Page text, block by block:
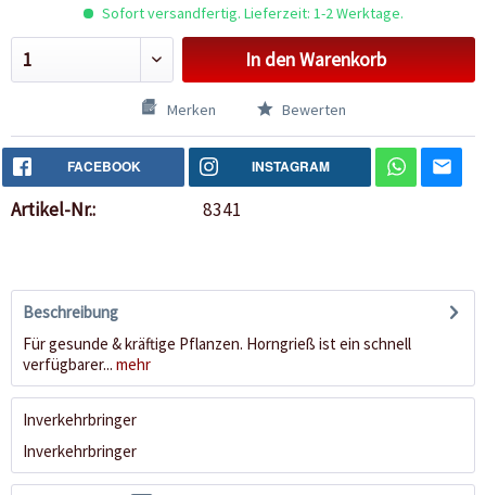
Sofort versandfertig. Lieferzeit: 1-2 Werktage.
In denWarenkorb
Merken Bewerten
FACEBOOK INSTAGRAM
Artikel-Nr.: 8341
Beschreibung
Für gesunde & kräftige Pflanzen. Horngrieß ist ein schnell
verfügbarer... mehr
Inverkehrbringer
Inverkehrbringer